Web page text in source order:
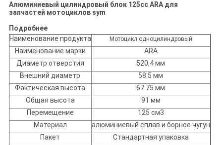
Алюминиевый цилиндровый блок 125cc ARA для
запчастей мотоциклов sym
Подробнее
Наименование продукта
Мотоцикл одноцилиндровый
Наименование марки
ARA
Диаметр отверстия
520,4 мм
Внешний диаметр
58.5 мм
Фактическая высота
67.75 мм
Общая высота
91 мм
Перемещение
125 см3
Материал
алюминиевый сплав и борное чугун
Пакет
Стандартная упаковка